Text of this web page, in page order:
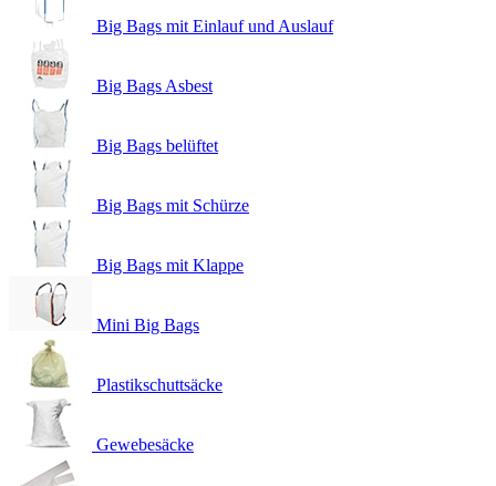
Big Bags mit Einlauf und Auslauf
Big Bags Asbest
Big Bags belüftet
Big Bags mit Schürze
Big Bags mit Klappe
Mini Big Bags
Plastikschuttsäcke
Gewebesäcke